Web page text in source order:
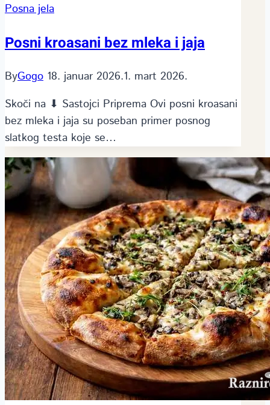
Posna jela
Posni kroasani bez mleka i jaja
ByGogo 18. januar 2026.1. mart 2026.
Skoči na ⬇ Sastojci Priprema Ovi posni kroasani
bez mleka i jaja su poseban primer posnog
slatkog testa koje se…